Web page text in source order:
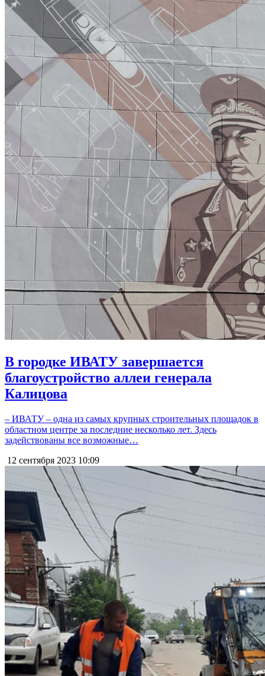
В городке ИВАТУ завершается
благоустройство аллеи генерала
Калицова
– ИВАТУ – одна из самых крупных строительных площадок в
областном центре за последние несколько лет. Здесь
задействованы все возможные…
12 сентября 2023 10:09